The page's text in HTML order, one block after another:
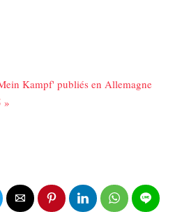
Kampf' publiés en Allemagne
»